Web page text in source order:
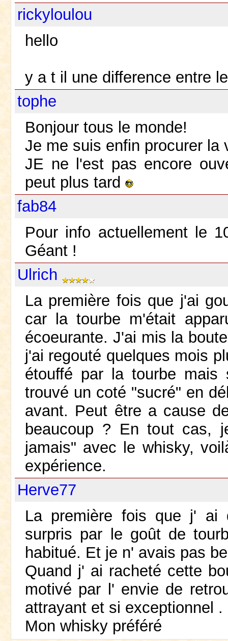
rickyloulou
hello
y a t il une difference entre
tophe
Bonjour tous le monde!
Je me suis enfin procurer la
JE ne l'est pas encore
peut plus tard
fab84
Pour info actuellement le
Géant !
Ulrich
La première fois que j'ai
car la tourbe m'était
écoeurante. J'ai mis la
j'ai regouté quelques mois
étouffé par la tourbe mais
trouvé un coté "sucré" en
avant. Peut être a cause
beaucoup ? En tout cas,
jamais" avec le whisky,
expérience.
Herve77
La première fois que j' ai
surpris par le goût de
habitué. Et je n' avais pas
Quand j' ai racheté cette
motivé par l' envie de
attrayant et si exceptionnel .
Mon whisky préféré